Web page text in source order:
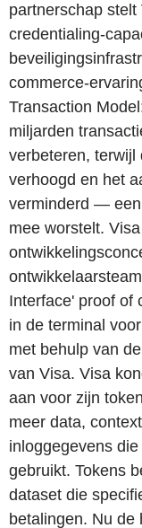
partnerschap
credentialing-
commerce-
Transaction
miljarden
verbeteren, terwijl
verhoogd en het
verminderd — een
mee worstelt.
Interface' proof of
in de terminal
met behulp van
van Visa. Visa
aan voor zijn
meer data,
inloggegevens
gebruikt. Tokens
dataset die
betalingen. Nu de